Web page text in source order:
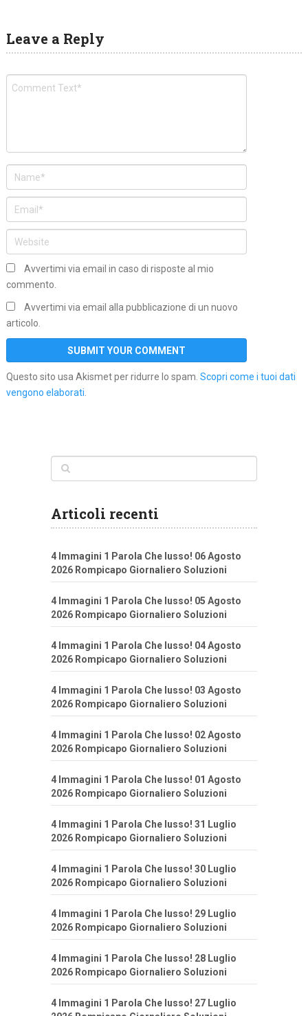
Leave a Reply
Avvertimi via email in caso di risposte al mio
commento.
Avvertimi via email alla pubblicazione di un nuovo
articolo.
Questo sito usa Akismet per ridurre lo spam. Scopri come i tuoi dati
vengono elaborati.
Articoli recenti
4 Immagini 1 Parola Che lusso! 06 Agosto
2026 Rompicapo Giornaliero Soluzioni
4 Immagini 1 Parola Che lusso! 05 Agosto
2026 Rompicapo Giornaliero Soluzioni
4 Immagini 1 Parola Che lusso! 04 Agosto
2026 Rompicapo Giornaliero Soluzioni
4 Immagini 1 Parola Che lusso! 03 Agosto
2026 Rompicapo Giornaliero Soluzioni
4 Immagini 1 Parola Che lusso! 02 Agosto
2026 Rompicapo Giornaliero Soluzioni
4 Immagini 1 Parola Che lusso! 01 Agosto
2026 Rompicapo Giornaliero Soluzioni
4 Immagini 1 Parola Che lusso! 31 Luglio
2026 Rompicapo Giornaliero Soluzioni
4 Immagini 1 Parola Che lusso! 30 Luglio
2026 Rompicapo Giornaliero Soluzioni
4 Immagini 1 Parola Che lusso! 29 Luglio
2026 Rompicapo Giornaliero Soluzioni
4 Immagini 1 Parola Che lusso! 28 Luglio
2026 Rompicapo Giornaliero Soluzioni
4 Immagini 1 Parola Che lusso! 27 Luglio